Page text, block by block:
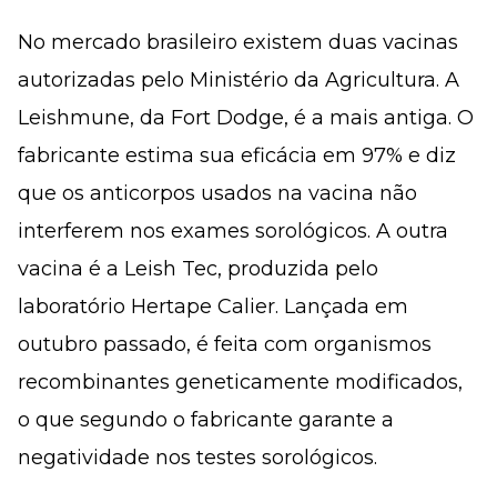
No mercado brasileiro existem duas vacinas
autorizadas pelo Ministério da Agricultura. A
Leishmune, da Fort Dodge, é a mais antiga. O
fabricante estima sua eficácia em 97% e diz
que os anticorpos usados na vacina não
interferem nos exames sorológicos. A outra
vacina é a Leish Tec, produzida pelo
laboratório Hertape Calier. Lançada em
outubro passado, é feita com organismos
recombinantes geneticamente modificados,
o que segundo o fabricante garante a
negatividade nos testes sorológicos.